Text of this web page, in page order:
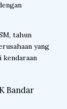
tahun
yang
kendaraan
Bandar